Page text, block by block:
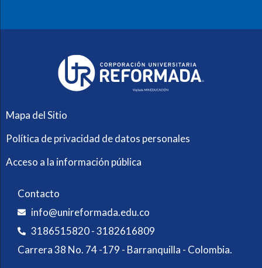
Mapa del Sitio
Política de privacidad de datos personales
Acceso a la información pública
Contacto
info@unireformada.edu.co
3186515820 - 3182616809
Carrera 38 No. 74 -179 - Barranquilla - Colombia.